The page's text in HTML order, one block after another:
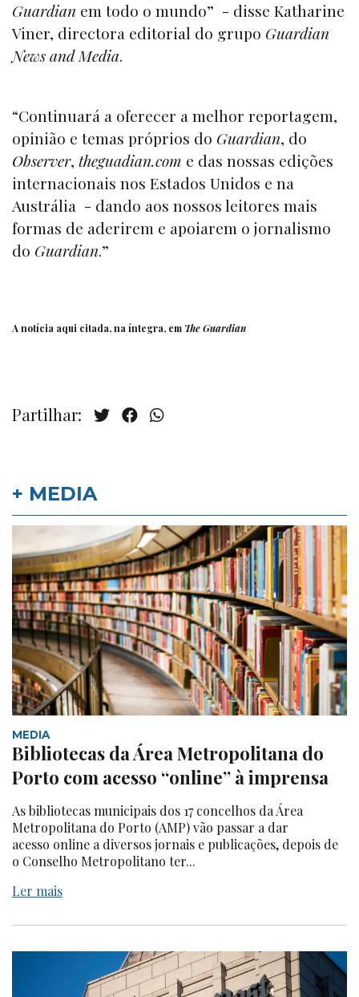
Guardian em todo o mundo” - disse Katharine
Viner, directora editorial do grupo Guardian
News and Media.
“Continuará a oferecer a melhor reportagem,
opinião e temas próprios do Guardian, do
Observer, theguadian.com e das nossas edições
internacionais nos Estados Unidos e na
Austrália - dando aos nossos leitores mais
formas de aderirem e apoiarem o jornalismo
do Guardian.”
A notícia aqui citada, na íntegra, em The Guardian
Partilhar:
+ MEDIA
MEDIA
Bibliotecas da Área Metropolitana do
Porto com acesso “online” à imprensa
As bibliotecas municipais dos 17 concelhos da Área
Metropolitana do Porto (AMP) vão passar a dar
acesso online a diversos jornais e publicações, depois de
o Conselho Metropolitano ter...
Ler mais